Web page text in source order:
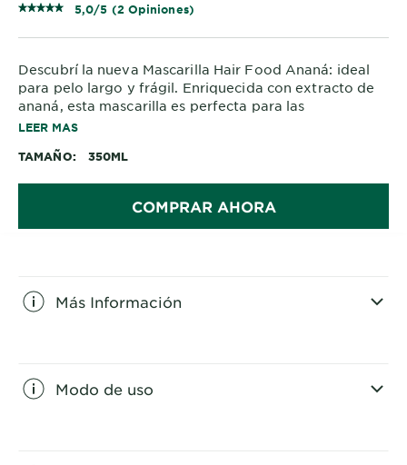
5,0/5 (2 Opiniones)
Descubrí la nueva Mascarilla Hair Food Ananá: ideal
para pelo largo y frágil. Enriquecida con extracto de
ananá, esta mascarilla es perfecta para las
necesidades del pelo más exigente. Con una textura
hidratación.
LEER MAS
TAMAÑO 350ML
COMPRAR AHORA
Más Información
Modo de uso